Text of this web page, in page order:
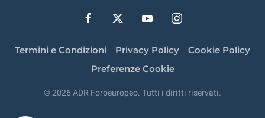
Termini e Condizioni Privacy Policy
Cookie Policy
Preferenze Cookie
©2026ADR Foroeuropeo. Tutti i diritti riservati.